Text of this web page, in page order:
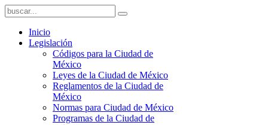
Inicio
Legislación
Códigos para la Ciudad de
México
Leyes de la Ciudad de México
Reglamentos de la Ciudad de
México
Normas para Ciudad de México
Programas de la Ciudad de